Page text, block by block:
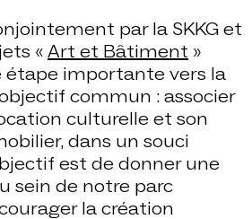
par la SKKG et
« Art et Bâtiment »
importante vers la
commun : associer
culturelle et son
dans un souci
est de donner une
sein de notre parc
la création